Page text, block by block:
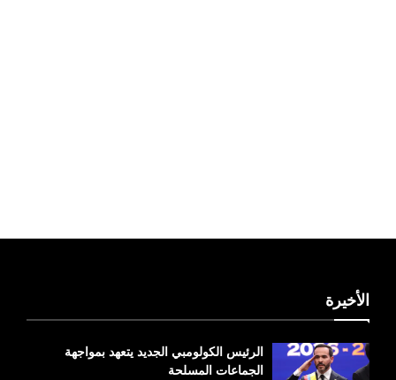
الأخيرة
الرئيس الكولومبي الجديد يتعهد بمواجهة
الجماعات المسلحة